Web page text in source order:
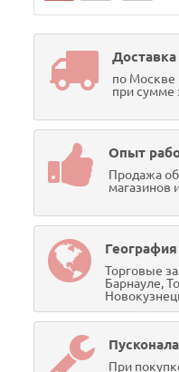
по Москве
при сумме
Опыт
Продажа
магазинов
География
Торговые
Барнауле,
При